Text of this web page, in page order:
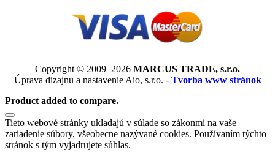
Copyright © 2009–2026 MARCUS TRADE, s.r.o.
Úprava dizajnu a nastavenie Aio, s.r.o. - Tvorba www stránok
Product added to compare.
Tieto webové stránky ukladajú v súlade so zákonmi na vaše
zariadenie súbory, všeobecne nazývané cookies. Používaním týchto
stránok s tým vyjadrujete súhlas.